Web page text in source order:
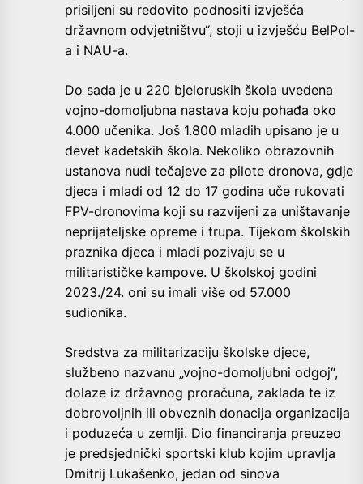
prisiljeni su redovito podnositi izvješća
državnom odvjetništvu“, stoji u izvješću BelPol-
a i NAU-a.
Do sada je u 220 bjeloruskih škola uvedena
vojno-domoljubna nastava koju pohađa oko
4.000 učenika. Još 1.800 mladih upisano je u
devet kadetskih škola. Nekoliko obrazovnih
ustanova nudi tečajeve za pilote dronova, gdje
djeca i mladi od 12 do 17 godina uče rukovati
FPV-dronovima koji su razvijeni za uništavanje
neprijateljske opreme i trupa. Tijekom školskih
praznika djeca i mladi pozivaju se u
militarističke kampove. U školskoj godini
2023./24. oni su imali više od 57.000
sudionika.
Sredstva za militarizaciju školske djece,
službeno nazvanu „vojno-domoljubni odgoj“,
dolaze iz državnog proračuna, zaklada te iz
dobrovoljnih ili obveznih donacija organizacija
i poduzeća u zemlji. Dio financiranja preuzeo
je predsjednički sportski klub kojim upravlja
Dmitrij Lukašenko, jedan od sinova